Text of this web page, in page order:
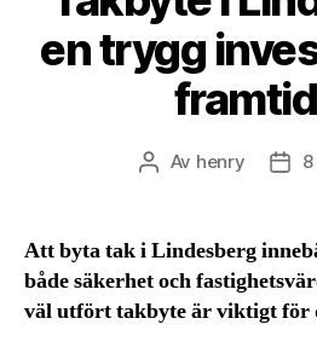
en trygg
Inläggsförfattare
Av henry
Att byta tak i Lindesberg
både säkerhet och
väl utfört takbyte är viktigt för